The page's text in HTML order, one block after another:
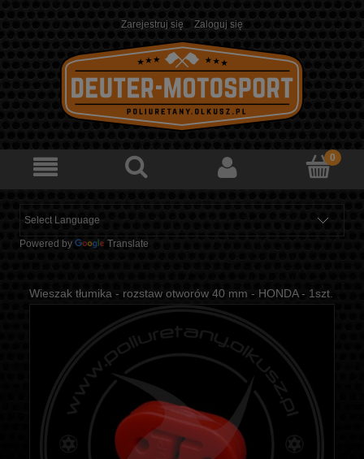
Zarejestruj się Zaloguj się
Powered by Translate
Wieszak tłumika - rozstaw otworów 40 mm - HONDA - 1szt.